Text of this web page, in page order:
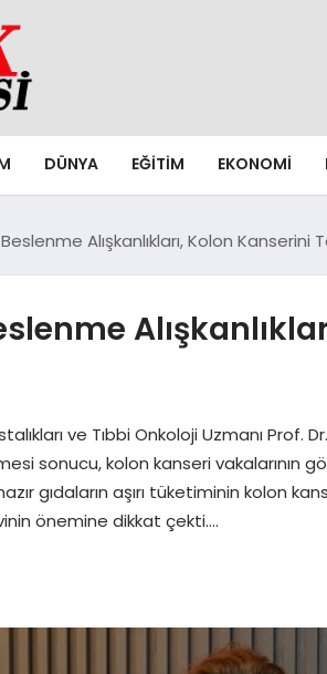
DÜNYA EĞITIM EKONOMI
Alışkanlıkları, Kolon Kanserini
ve Tıbbi Onkoloji Uzmanı Prof.
sonucu, kolon kanseri vakalarının
gıdaların aşırı tüketiminin kolon
önemine dikkat çekti….